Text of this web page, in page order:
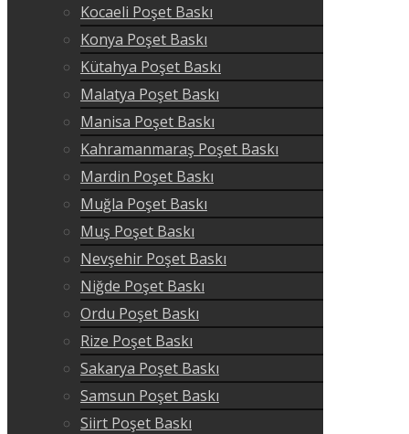
Kocaeli Poşet Baskı
Konya Poşet Baskı
Kütahya Poşet Baskı
Malatya Poşet Baskı
Manisa Poşet Baskı
Kahramanmaraş Poşet Baskı
Mardin Poşet Baskı
Muğla Poşet Baskı
Muş Poşet Baskı
Nevşehir Poşet Baskı
Niğde Poşet Baskı
Ordu Poşet Baskı
Rize Poşet Baskı
Sakarya Poşet Baskı
Samsun Poşet Baskı
Siirt Poşet Baskı